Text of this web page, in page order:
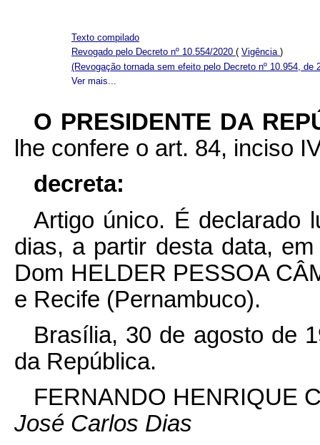
Ver mais...
Texto compilado
Revogado pelo Decreto nº 10.554/2020 ( Vigência )
(Revogação tornada sem efeito pelo Decreto nº 10.954, de
O PRESIDENTE DA
lhe confere o art. 84, inciso
decreta:
Artigo único. É declarado
dias, a partir desta data,
Dom HELDER PESSOA
e Recife (Pernambuco).
Brasília, 30 de agosto de
da República.
FERNANDO HENRIQUE
José Carlos Dias